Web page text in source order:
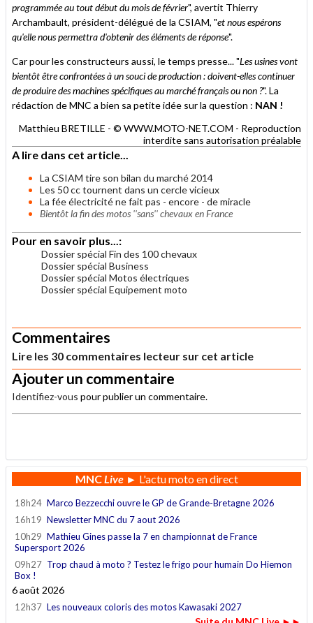
programmée au tout début du mois de février", avertit Thierry
Archambault, président-délégué de la CSIAM, "et nous espérons
qu'elle nous permettra d'obtenir des éléments de réponse".
Car pour les constructeurs aussi, le temps presse... "Les usines vont
bientôt être confrontées à un souci de production : doivent-elles continuer
de produire des machines spécifiques au marché français ou non ?". La
rédaction de MNC a bien sa petite idée sur la question : NAN !
Matthieu BRETILLE - © WWW.MOTO-NET.COM - Reproduction
interdite sans autorisation préalable
A lire dans cet article...
La CSIAM tire son bilan du marché 2014
Les 50 cc tournent dans un cercle vicieux
La fée électricité ne fait pas - encore - de miracle
Bientôt la fin des motos ''sans'' chevaux en France
Pour en savoir plus...:
Dossier spécial Fin des 100 chevaux
Dossier spécial Business
Dossier spécial Motos électriques
Dossier spécial Equipement moto
Commentaires
Lire les 30 commentaires lecteur sur cet article
Ajouter un commentaire
Identifiez-vous pour publier un commentaire.
MNCLive► L'actu moto en direct
18h24 Marco Bezzecchi ouvre le GP de Grande-Bretagne 2026
16h19 Newsletter MNC du 7 aout 2026
10h29 Mathieu Gines passe la 7 en championnat de France
Supersport 2026
09h27 Trop chaud à moto ? Testez le frigo pour humain Do Hiemon
Box !
6 août 2026
12h37 Les nouveaux coloris des motos Kawasaki 2027